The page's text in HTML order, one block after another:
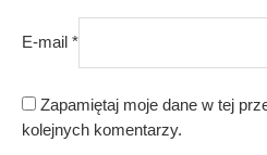
E-mail *
Zapamiętaj moje dane w tej
kolejnych komentarzy.